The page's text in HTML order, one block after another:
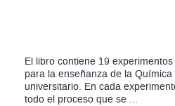
El libro contiene 19
para la enseñanza de la
universitario. En cada
todo el proceso que se ...